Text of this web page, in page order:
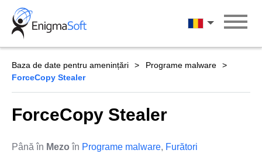
Skip
content
Română
Baza de date pentru amenințări
Programe malware
ForceCopy Stealer
ForceCopy Stealer
Până în Mezo în Programe malware, Furători